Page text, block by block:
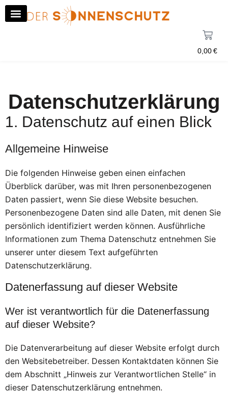
0,00€
Datenschutzerklärung
1. Datenschutz auf einen Blick
Allgemeine Hinweise
Die folgenden Hinweise geben einen einfachen
Überblick darüber, was mit Ihren personenbezogenen
Daten passiert, wenn Sie diese Website besuchen.
Personenbezogene Daten sind alle Daten, mit denen Sie
persönlich identifiziert werden können. Ausführliche
Informationen zum Thema Datenschutz entnehmen Sie
unserer unter diesem Text aufgeführten
Datenschutzerklärung.
Datenerfassung auf dieser Website
Wer ist verantwortlich für die Datenerfassung
auf dieser Website?
Die Datenverarbeitung auf dieser Website erfolgt durch
den Websitebetreiber. Dessen Kontaktdaten können Sie
dem Abschnitt „Hinweis zur Verantwortlichen Stelle“ in
dieser Datenschutzerklärung entnehmen.